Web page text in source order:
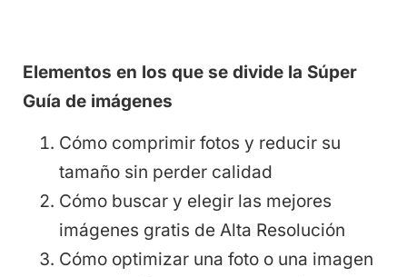
Elementos en los que se divide la Súper
Guía de imágenes
Cómo comprimir fotos y reducir su
tamaño sin perder calidad
Cómo buscar y elegir las mejores
imágenes gratis de Alta Resolución
Cómo optimizar una foto o una imagen